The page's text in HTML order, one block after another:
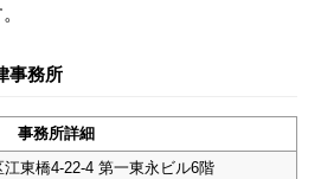
事務所
事務所詳細
東橋4-22-4 第一東永ビル6階